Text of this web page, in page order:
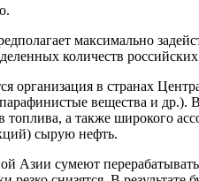
максимально
количеств
организация в странах
вещества и
а также широкого
сырую нефть.
Азии сумеют